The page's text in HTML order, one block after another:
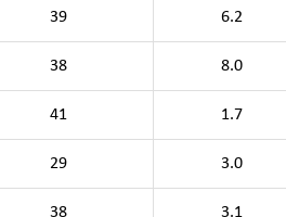
39 6.2
38 8.0
41 1.7
29 3.0
38 3.1